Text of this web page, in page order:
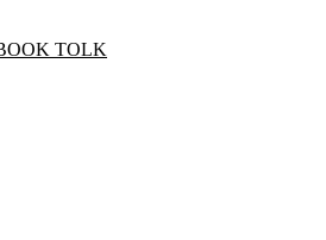
TOLK